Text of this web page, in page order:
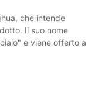
che intende
Il suo nome
e viene offerto a